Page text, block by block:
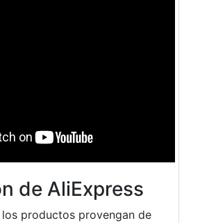
de AliExpress
productos provengan de